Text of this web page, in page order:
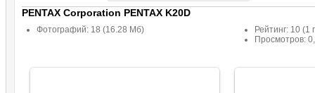
PENTAX Corporation PENTAX K20D
Фотографий: 18 (16.28 Мб)
Рейтинг: 10 (1
Просмотров: